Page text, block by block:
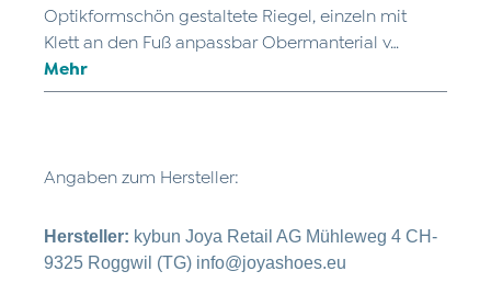
Optikformschön gestaltete Riegel, einzeln mit
Klett an den Fuß anpassbar Obermanterial v…
Mehr
Angaben zum Hersteller:
Hersteller: kybun Joya Retail AG Mühleweg 4 CH-
9325 Roggwil (TG) info@joyashoes.eu